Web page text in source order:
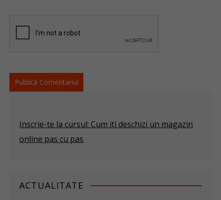
Inscrie-te la cursul: Cum iti deschizi un magazin
online pas cu pas
ACTUALITATE